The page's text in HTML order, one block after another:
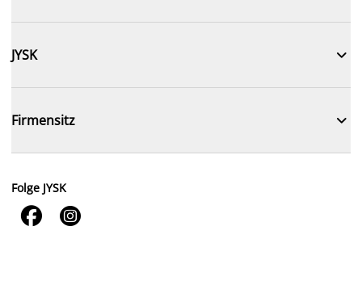
JYSK 
Firmensitz 
Folge JYSK
 